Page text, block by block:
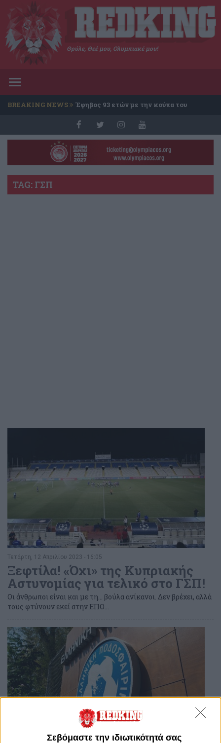
Σεβόμαστε την ιδιωτικότητά σας
Θρύλε, Θεέ μου, Ολυμπιακέ μου!
Toggle
BREAKING NEWS Έφηβος 93 ετών με την κούπα του
TAG: ΓΣΠ
Τετάρτη, 12 Απριλίου 2023 - 16:05
Ξεφτίλα! «Όχι» της Κυπριακής
Αστυνομίας για τελικό στο ΓΣΠ!
Οι άνθρωποι είναι και με τη... βούλα ανίκανοι. Δεν βρέχει, αλλά
τους φτύνουν εκεί στην ΕΠΟ...